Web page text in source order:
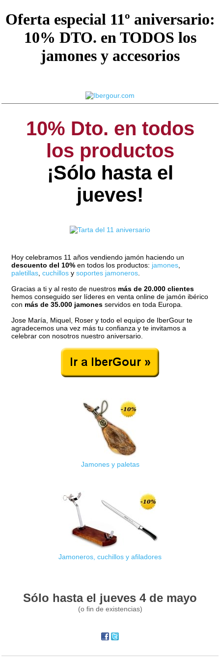
Oferta especial 11º aniversario:
10% DTO. en TODOS los
jamones y accesorios
10% Dto. en todos
los productos
¡Sólo hasta el
jueves!
Hoy celebramos 11 años vendiendo jamón haciendo un
descuento del 10% en todos los productos: jamones
paletillas cuchillos y soportes jamoneros
Gracias a ti y al resto de nuestros más de 20.000 clientes
hemos conseguido ser líderes en venta online de jamón ibérico
con más de 35.000 jamones servidos en toda Europa.
Jose María, Miquel, Roser y todo el equipo de IberGour te
agradecemos una vez más tu confianza y te invitamos a
celebrar con nosotros nuestro aniversario.
Jamones y paletas
Jamoneros, cuchillos y afiladores
Sólo hasta el jueves 4 de mayo
(o fin de existencias)